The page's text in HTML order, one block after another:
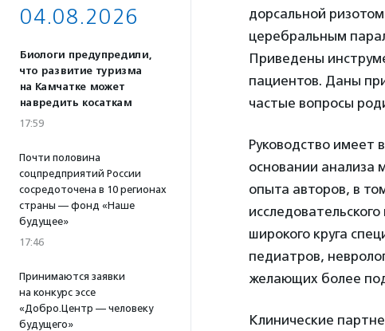
04.08.2026
Биологи предупредили,
что развитие туризма
на Камчатке может
навредить косаткам
17:59
Почти половина
соцпредприятий России
сосредоточена в 10 регионах
страны — фонд «Наше
будущее»
17:46
Принимаются заявки
на конкурс эссе
«Добро.Центр — человеку
будущего»
дорсальной
церебральным
Приведены
пациентов. Даны
частые вопросы
Руководство имеет
основании анализа
опыта авторов, в
широкого круга
педиатров,
желающих более
Клинические